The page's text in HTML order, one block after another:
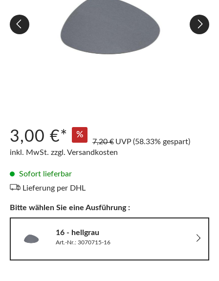
3,00 €* %
7,20 € UVP (58.33% gespart)
inkl. MwSt. zzgl. Versandkosten
Sofort lieferbar
Lieferung per DHL
Bitte wählen Sie eine Ausführung :
16 - hellgrau
Art.-Nr.: 3070715-16